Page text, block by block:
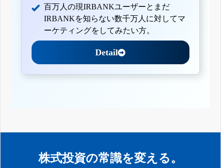
百万人の現IRBANKユーザーとまだ
IRBANKを知らない数千万人に対してマ
ーケティングをしてみたい方。
Detail
株式投資の常識を変える。